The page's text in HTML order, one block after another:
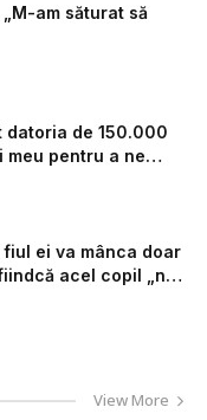
am săturat să
datoria de 150.000
meu pentru a ne
divorț. Credeam că
până când o bătaie
ei va mânca doar
acel copil „nu
View More